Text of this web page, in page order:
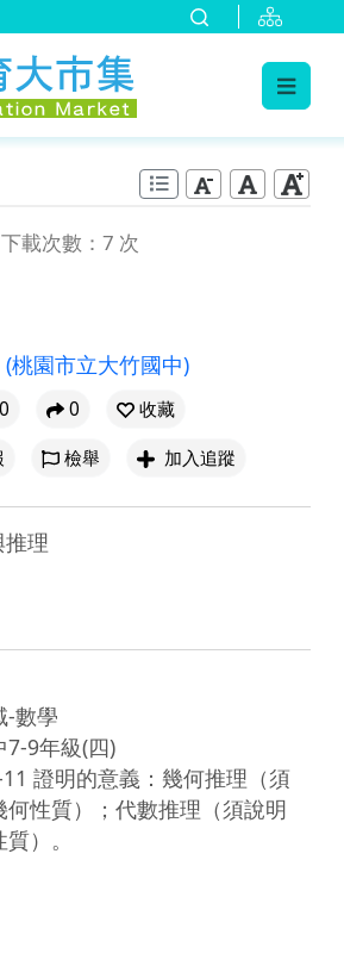
下載次數：7 次
(桃園市立大竹國中)
0 0
收藏
檢舉 加入追蹤
理
-數學
9年級(四)
證明的意義：幾何推理（須
性質）；代數推理（須說明
）。